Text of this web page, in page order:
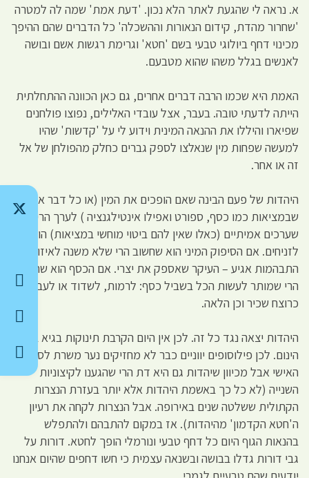
א. נראה לי שהגעת לאתר הלא נכון. 'דעת אמת' שמה לה למטרה
'שחרור מהדת, קידום הנאורות וההשכלה' כל הדברים שהם ההיפך
מכינוי דחף ביולוגי טבעי בשם 'חטא' וגרימת רגשות אשם ובושה
לאנשים בגלל משהו שהוא מטבעם.
האמת היא שכמו הרבה דברים אחרים, גם כאן הכוונה ההתחלתית
הייתה לדעתי טובה. בעבר, אצל עובדי האלילים, נפוצו פולחנים
שפיארו והיללו את ההנאה המינית וידוע לי על 'קדשות' שהיו
למעשה שפחות מין שנאלצו לספק גברים כחלק מהפולחן של אל
זה או אחר.
היהדות של פעם הבינה שאם הופכים את המין (או כל דבר אחר
שבמציאות כמו כסף, ספורט ואפילו אינטילגנציה ) לערך הרי
שערכים אמיתיים (כאלו שאין להם ביטוי מוחשי במציאות) הופכים
לזניחים. אם הסיפוק המיני הוא שחשוב הרי שלא משנה לאיזו
התבהמות אגיע – העיקר שאספק את יצרי. אם הכסף הוא שחשוב
הרי שמותר לעשות הכל בשביל כסף: לרמות, לשדוד או לעבוד
כרוצח שכיר וכן הלאה.
היהדות יצאה נגד כל זה. לכן אין היום הקרבת תינוקות בגיא בן
הינום. לכן פילוסופים יווניים כבר לא מחזיקים נער משרת לסיפוקם
האישי אבל מכיוון שיהדות גם היא דת הרי שהגענו לקיצוניות
השנייה (לא כל כך באשמת היהדות אלא יותר בעזרת הנצרות
הקתולית ששלטה שנים באירופה. אבל הנצרות לקחה את רעיון
ה'חטא הקדמון' מהיהדות). אז במקום להתבהם ולהתפלש
בהנאות הגוף היום כל דחף טבעי ונורמלי הופך לחטא. דורות על
גבי דורות גדלו בבושה ובשנאה עצמית כי חשו דחפים שהיום אנחנו